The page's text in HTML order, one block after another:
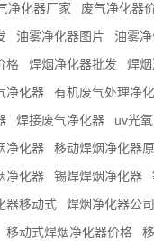
净化器厂家 废气净化器
油雾净化器图片 油雾
格 焊烟净化器批发 焊
净化器 有机废气处理净
焊接废气净化器 uv光
净化器 移动焊烟净化器
净化器 锡焊焊烟净化器
器移动式 焊烟净化器公司
移动式焊烟净化器价格